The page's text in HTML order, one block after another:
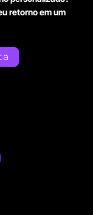
retorno em um